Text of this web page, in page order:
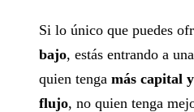
Si lo único que puedes
bajo, estás entrando a
quien tenga más capital
flujo, no quien tenga